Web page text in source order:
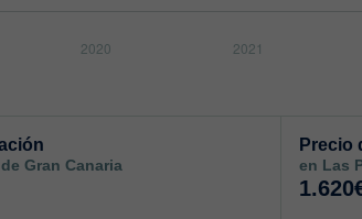
Gran Canaria
Precio
en Las